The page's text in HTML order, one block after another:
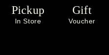
Pickup
In Store
Gift
Voucher